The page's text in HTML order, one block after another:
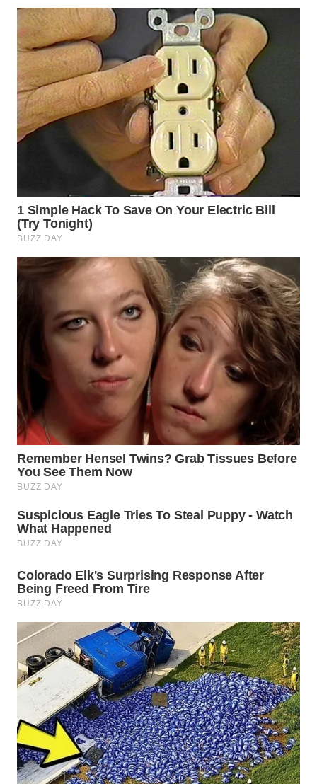
WN
SAMOSIR
WN
PADANG
LAWAS
CIANJUR
WN
KEPULAUAN
WN
TANGERANG
WN
WN
CIREBON
WN
INDRAMAYU
WN
KUNINGAN
WN
MAJALENGKA
WN
SUBANG
WN
SUKABUMI
WN
PURWAKARTA